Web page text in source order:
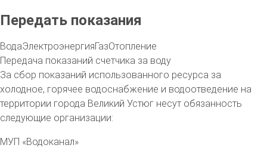
Передать показания
ВодаЭлектроэнергияГазОтопление
Передача показаний счетчика за воду
За сбор показаний использованного ресурса за
холодное, горячее водоснабжение и водоотведение на
территории города Великий Устюг несут обязанность
следующие организации:
МУП «Водоканал»